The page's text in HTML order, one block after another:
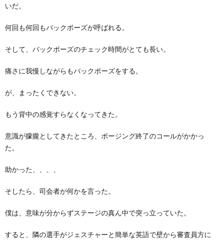
いだ。
何回も何回もバックポーズが呼ばれる。
そして、バックポーズのチェック時間がとても長い。
痛さに我慢しながらもバックポーズをする。
が、まったくできない。
もう背中の感覚すらなくなってきた。
意識が朦朧としてきたところ、ポージング終了のコールがかかっ
た。
助かった、、、、
そしたら、司会者が何かを言った。
僕は、意味が分からずステージの真ん中で突っ立っていた。
すると、隣の選手がジェスチャーと簡単な英語で壁から審査員方に